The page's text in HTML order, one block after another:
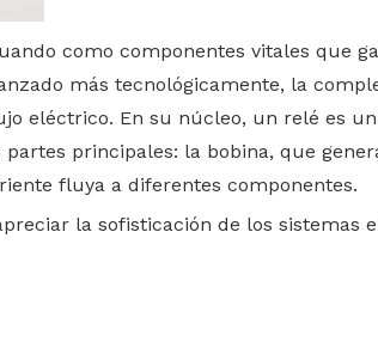
como componentes vitales que
más tecnológicamente, la
eléctrico. En su núcleo, un relé es
principales: la bobina, que
fluya a diferentes componentes.
la sofisticación de los sistemas